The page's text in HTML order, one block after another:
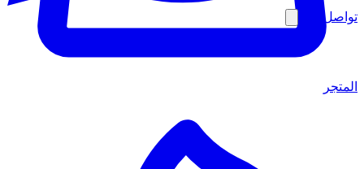
تواصل معنا
المتجر